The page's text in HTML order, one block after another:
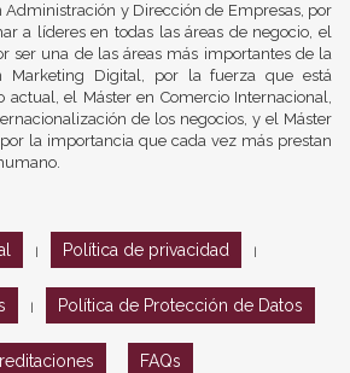
Administración y Dirección de Empresas, por
a líderes en todas las áreas de negocio, el
ser una de las áreas más importantes de la
Marketing Digital, por la fuerza que está
el Máster en Comercio Internacional,
de los negocios, y el Máster
la importancia que cada vez más prestan
Política de privacidad
Política de Protección de Datos
FAQs